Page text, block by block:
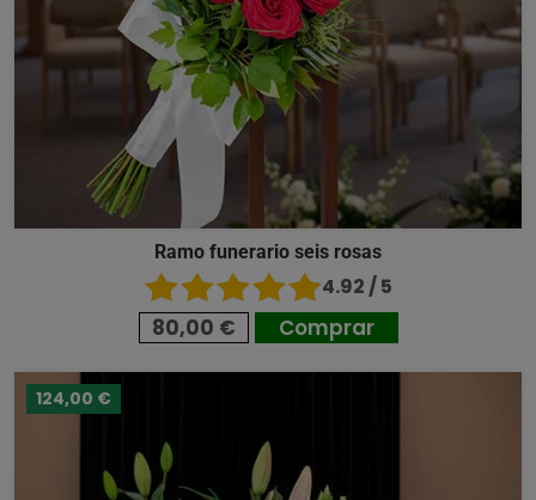
Ramo funerario seis rosas
4.92 / 5
80,00 € Comprar
124,00 €